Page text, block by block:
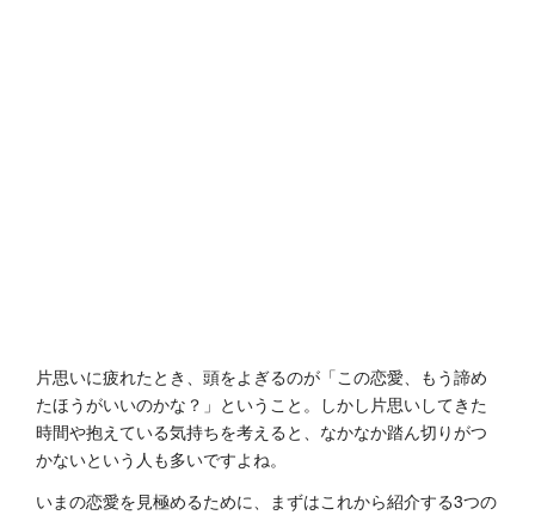
片思いに疲れたとき、頭をよぎるのが「この恋愛、もう諦め
たほうがいいのかな？」ということ。しかし片思いしてきた
時間や抱えている気持ちを考えると、なかなか踏ん切りがつ
かないという人も多いですよね。
いまの恋愛を見極めるために、まずはこれから紹介する3つの